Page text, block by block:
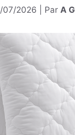
07/2026 Par A G